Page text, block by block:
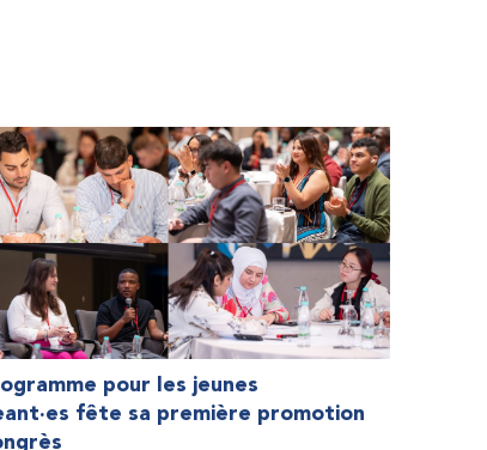
ce qui rendait son diagnostic difficile.
de ces soins limités, il avait
l’école, était hospitalisé, et a fini
aux deux genoux. Ce n’est que
dons de facteur fournis par le
mondiale de l’hémophilie
pour les jeunes
fête sa première promotion